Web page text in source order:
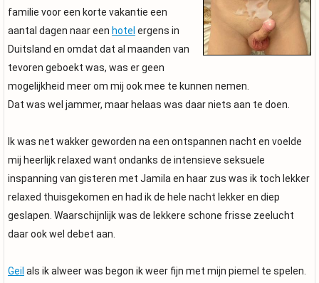
familie voor een korte vakantie een
aantal dagen naar een hotel ergens in
Duitsland en omdat dat al maanden van
tevoren geboekt was, was er geen
mogelijkheid meer om mij ook mee te kunnen nemen.
Dat was wel jammer, maar helaas was daar niets aan te doen.
Ik was net wakker geworden na een ontspannen nacht en voelde
mij heerlijk relaxed want ondanks de intensieve seksuele
inspanning van gisteren met Jamila en haar zus was ik toch lekker
relaxed thuisgekomen en had ik de hele nacht lekker en diep
geslapen. Waarschijnlijk was de lekkere schone frisse zeelucht
daar ook wel debet aan.
Geil als ik alweer was begon ik weer fijn met mijn piemel te spelen.